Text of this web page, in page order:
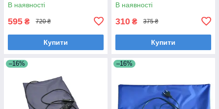
В наявності
595 ₴ 720 ₴
Купити
В наявності
310 ₴ 375 ₴
Купити
–16% –16%